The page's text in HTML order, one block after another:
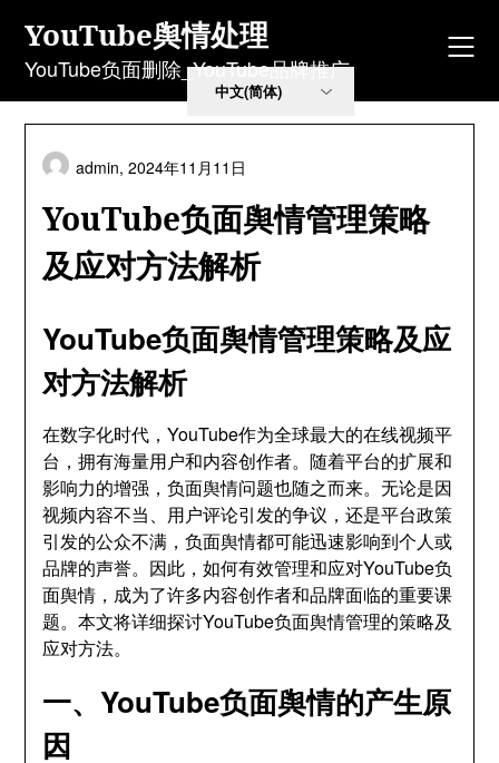
content
YouTube舆情处理
YouTube负面删除_YouTube品牌推广
YouTube负面舆情管理策略
及应对方法解析
admin,2024年11月11日
YouTube负面舆情管理策略及应
对方法解析
在数字化时代，YouTube作为全球最大的在线视频平
台，拥有海量用户和内容创作者。随着平台的扩展和
影响力的增强，负面舆情问题也随之而来。无论是因
视频内容不当、用户评论引发的争议，还是平台政策
引发的公众不满，负面舆情都可能迅速影响到个人或
品牌的声誉。因此，如何有效管理和应对YouTube负
面舆情，成为了许多内容创作者和品牌面临的重要课
题。本文将详细探讨YouTube负面舆情管理的策略及
应对方法。
一、YouTube负面舆情的产生原
因